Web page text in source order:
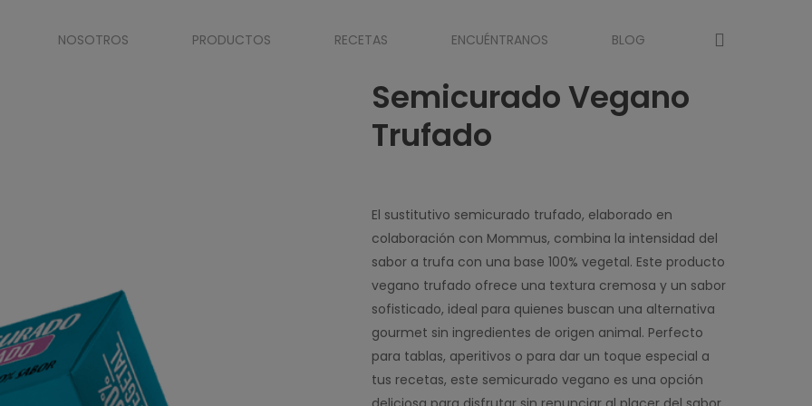
NOSOTROS PRODUCTOS RECETAS ENCUÉNTRANOS BLOG
Trufado
Semicurado Vegano
Trufado
El sustitutivo semicurado trufado, elaborado en
colaboración con Mommus, combina la intensidad del
sabor a trufa con una base 100% vegetal. Este producto
vegano trufado ofrece una textura cremosa y un sabor
sofisticado, ideal para quienes buscan una alternativa
gourmet sin ingredientes de origen animal. Perfecto
para tablas, aperitivos o para dar un toque especial a
tus recetas, este semicurado vegano es una opción